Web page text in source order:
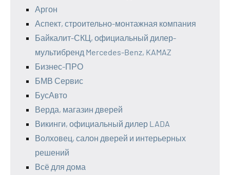
Аргон
Аспект, строительно-монтажная компания
Байкалит-СКЦ, официальный дилер-
мультибренд Mercedes-Benz, KAMAZ
Бизнес-ПРО
БМВ Сервис
БусАвто
Верда, магазин дверей
Викинги, официальный дилер LADA
Волховец, салон дверей и интерьерных
решений
Всё для дома